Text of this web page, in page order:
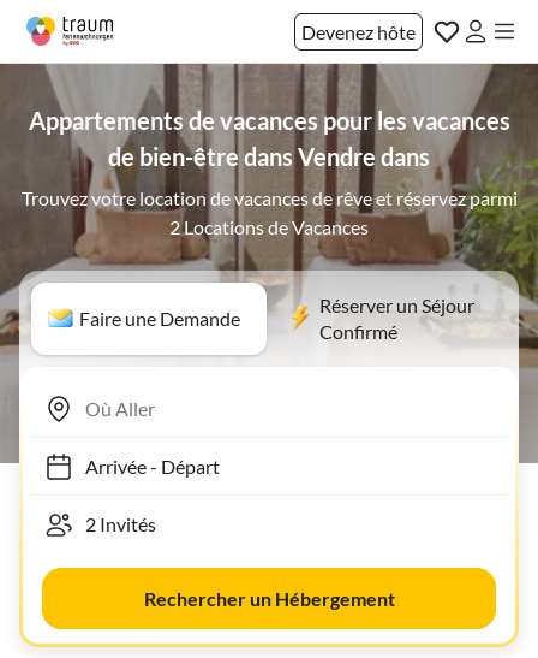
Devenez hôte
Appartements de vacances pour les vacances
de bien-être dans Vendre dans
Trouvez votre location de vacances de rêve et réservez parmi
2 Locations de Vacances
Faire une Demande
Réserver un Séjour
Confirmé
Arrivée- Départ
Rechercher un Hébergement